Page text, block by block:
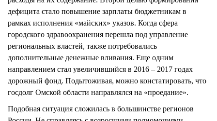
дефицита стало повышение зарплаты бюджетникам в
рамках исполнения «майских» указов. Когда сфера
городского здравоохранения перешла под управление
региональных властей, также потребовались
дополнительные денежные вливания. Еще одним
направлением стал увеличившийся в 2016 – 2017 годах
дорожный фонд. Подытоживая, можно констатировать, что
госдолг Омской области направлялся на «проедание».
Подобная ситуация сложилась в большинстве регионов